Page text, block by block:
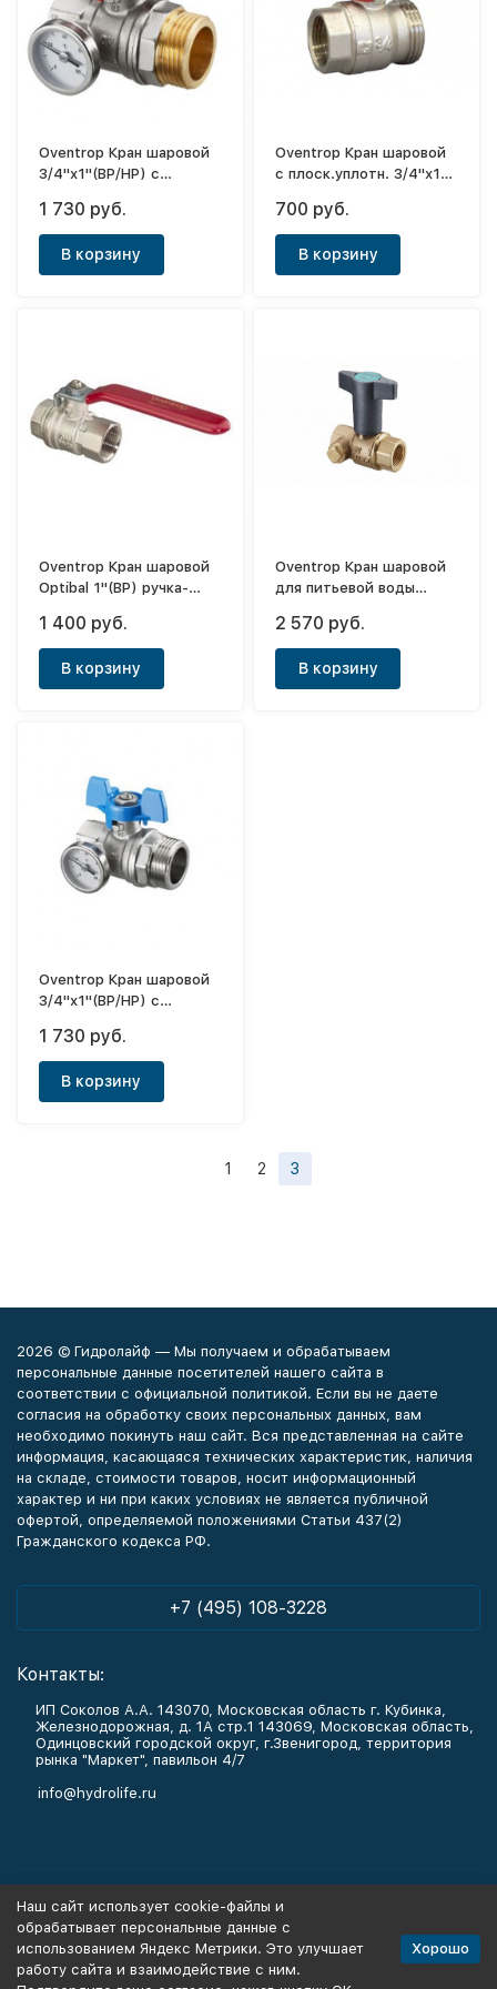
Oventrop Кран шаровой
3/4"х1"(ВР/НР) с
красный маховик
1 730 руб.
В корзину
Oventrop Кран шаровой
с плоск.уплотн. 3/4"х1"
700 руб.
В корзину
Oventrop Кран шаровой
Optibal 1"(ВР) ручка-
1 400 руб.
В корзину
Oventrop Кран шаровой
для питьевой воды
ручка-рычаг
2 570 руб.
В корзину
Oventrop Кран шаровой
3/4"х1"(ВР/НР) с
синий маховик
1 730 руб.
В корзину
1 2 3
2026 © Гидролайф — Мы получаем и обрабатываем
персональные данные посетителей нашего сайта в
соответствии с официальной политикой. Если вы не даете
согласия на обработку своих персональных данных, вам
необходимо покинуть наш сайт. Вся представленная на сайте
информация, касающаяся технических характеристик, наличия
на складе, стоимости товаров, носит информационный
характер и ни при каких условиях не является публичной
офертой, определяемой положениями Статьи 437(2)
Гражданского кодекса РФ.
+7 (495) 108-3228
Контакты:
ИП Соколов А.А. 143070, Московская область г. Кубинка,
Железнодорожная, д. 1А стр.1 143069, Московская область,
Одинцовский городской округ, г.Звенигород, территория
рынка "Маркет", павильон 4/7
info@hydrolife.ru
Информация
Наш сайт использует cookie-файлы и
обрабатывает персональные данные с
использованием Яндекс Метрики. Это улучшает
работу сайта и взаимодействие с ним.
Хорошо